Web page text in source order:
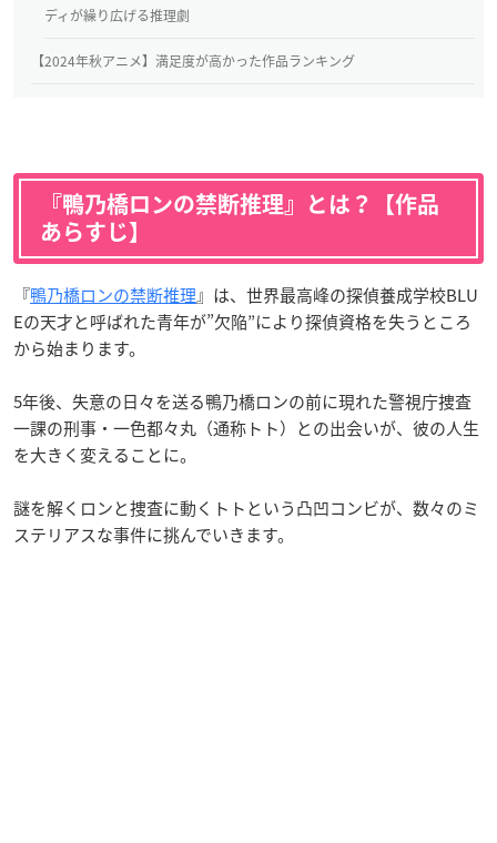
ディが繰り広げる推理劇
【2024年秋アニメ】満足度が高かった作品ランキング
『鴨乃橋ロンの禁断推理』とは？【作品
あらすじ】
『鴨乃橋ロンの禁断推理』は、世界最高峰の探偵養成学校BLU
Eの天才と呼ばれた青年が”欠陥”により探偵資格を失うところ
から始まります。
5年後、失意の日々を送る鴨乃橋ロンの前に現れた警視庁捜査
一課の刑事・一色都々丸（通称トト）との出会いが、彼の人生
を大きく変えることに。
謎を解くロンと捜査に動くトトという凸凹コンビが、数々のミ
ステリアスな事件に挑んでいきます。